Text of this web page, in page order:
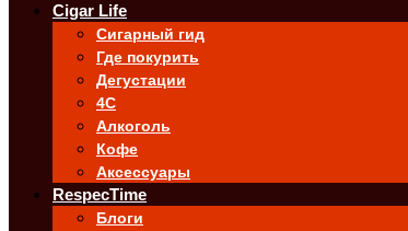
Cigar Life
Сигарный гид
Где покурить
Дегустации
4C
Алкоголь
Кофе
Аксессуары
RespecTime
Блоги